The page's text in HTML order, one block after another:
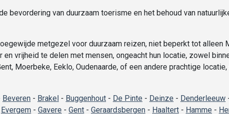
bevordering van duurzaam toerisme en het behoud van
metgezel voor duurzaam reizen, niet beperkt tot alleen
vrijheid te delen met mensen, ongeacht hun locatie, zowel
Moerbeke, Eeklo, Oudenaarde, of een andere prachtige
Beveren - Brakel - Buggenhout - De Pinte - Deinze - Denderleeuw
Evergem - Gavere - Gent - Geraardsbergen - Haaltert - Hamme -